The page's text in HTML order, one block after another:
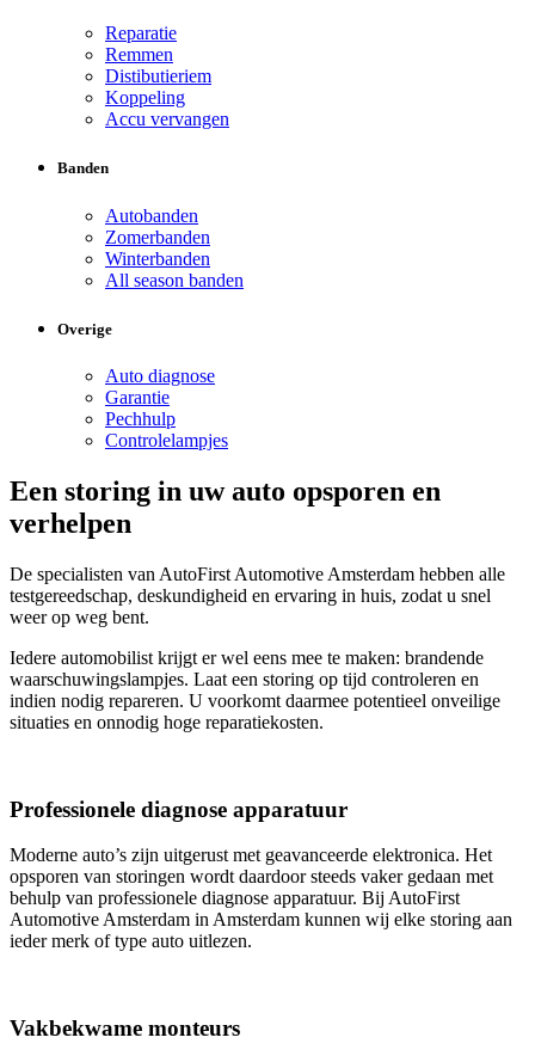
Reparatie
Remmen
Distibutieriem
Koppeling
Accu vervangen
Banden
Autobanden
Zomerbanden
Winterbanden
All season banden
Overige
Auto diagnose
Garantie
Pechhulp
Controlelampjes
Een storing in uw auto opsporen en
verhelpen
De specialisten van AutoFirst Automotive Amsterdam hebben alle
testgereedschap, deskundigheid en ervaring in huis, zodat u snel
weer op weg bent.
Iedere automobilist krijgt er wel eens mee te maken: brandende
waarschuwingslampjes. Laat een storing op tijd controleren en
indien nodig repareren. U voorkomt daarmee potentieel onveilige
situaties en onnodig hoge reparatiekosten.
Professionele diagnose apparatuur
Moderne auto’s zijn uitgerust met geavanceerde elektronica. Het
opsporen van storingen wordt daardoor steeds vaker gedaan met
behulp van professionele diagnose apparatuur. Bij AutoFirst
Automotive Amsterdam in Amsterdam kunnen wij elke storing aan
ieder merk of type auto uitlezen.
Vakbekwame monteurs